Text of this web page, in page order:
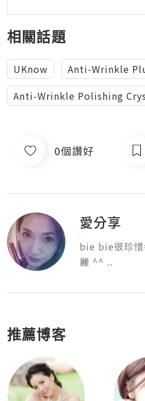
相關話題
UKnow Anti-Wrinkle
Anti-Wrinkle Polishing
0個讚好
愛分享
bie bie很珍惜
麗 ^^ ..
推薦博客